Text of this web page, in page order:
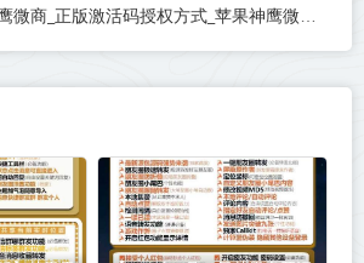
商_正版激活码授权方式_苹果神鹰微商官网